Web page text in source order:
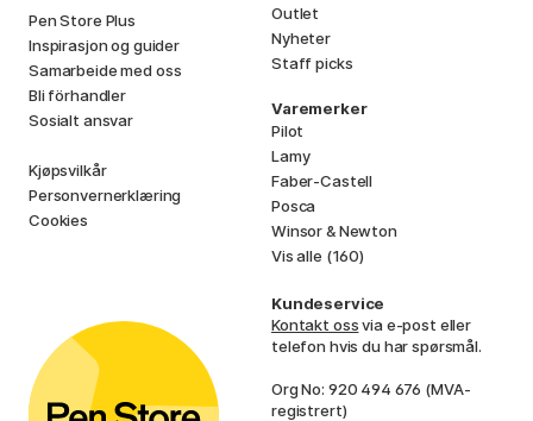
Pen Store Plus
Inspirasjon og guider
Samarbeide med oss
Bli förhandler
Sosialt ansvar
Kjøpsvilkår
Personvernerklæring
Cookies
Outlet
Nyheter
Staff picks
Varemerker
Pilot
Lamy
Faber-Castell
Posca
Winsor & Newton
Vis alle (160)
Kundeservice
Kontakt ossvia e-post eller
telefon hvis du har spørsmål.
Org No: 920 494 676 (MVA-
registrert)